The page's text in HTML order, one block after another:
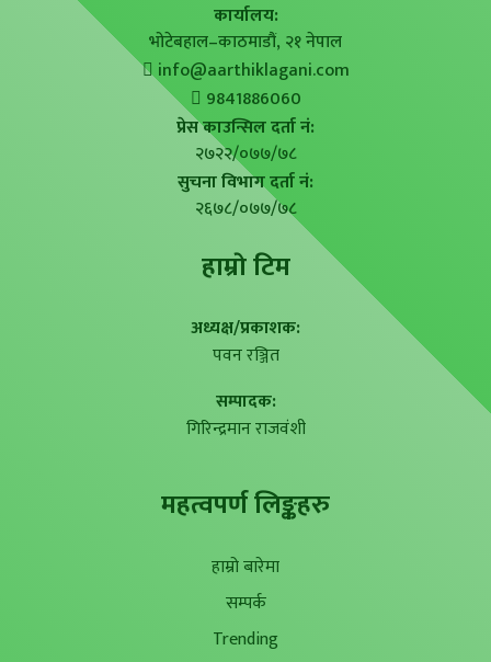
कार्यालय:
भोटेबहाल–काठमाडौं, २१ नेपाल
info@aarthiklagani.com
9841886060
प्रेस काउन्सिल दर्ता नं:
२७२२/०७७/७८
सुचना विभाग दर्ता नं:
२६७८/०७७/७८
हाम्राे टिम
अध्यक्ष/प्रकाशक:
पवन रञ्जित
सम्पादक:
गिरिन्द्रमान राजवंशी
महत्वपर्ण लिङ्कहरु
हाम्रो बारेमा
सम्पर्क
Trending